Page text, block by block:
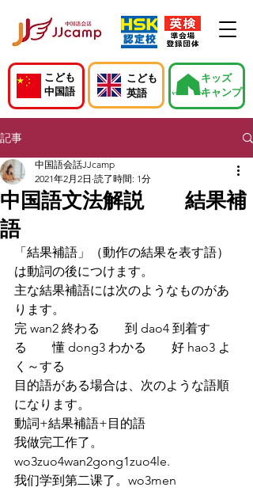
こども
中国語
こども
英語
キッズ
キャンプ
記事
中国語文法解説 結果補
語
中国語会話JJcamp
2021年2月2日 読了時間: 1分
「結果補語」（動作の結果を表す語）
は動詞の後につけます。
主な結果補語には次のようなものがあ
ります。
完 wan2 終わる　　到 dao4 到着す
る　　懂 dong3 わかる　　好 hao3 よ
く～する
目的語がある場合は、次のような語順
になります。
動詞+結果補語+目的語
我做完工作了。
wo3zuo4wan2gong1zuo4le.
我们学到第二课了。wo3men